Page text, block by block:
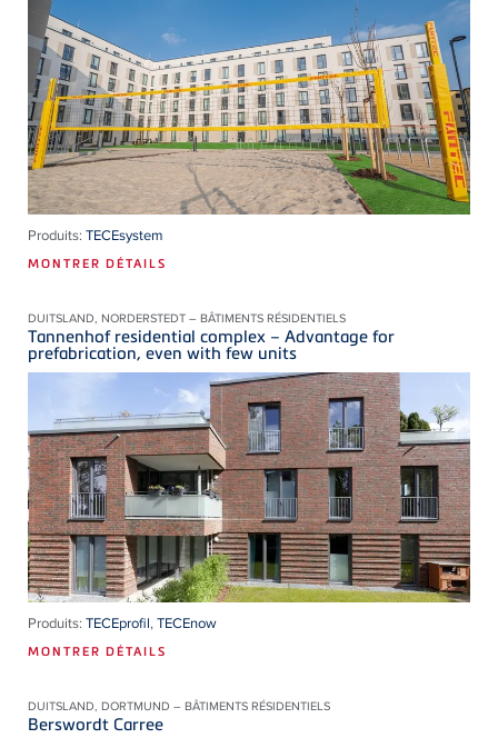
Produits: TECEsystem
MONTRER DÉTAILS
DUITSLAND, NORDERSTEDT – BÂTIMENTS RÉSIDENTIELS
Tannenhof residential complex – Advantage for
prefabrication, even with few units
Produits: TECEprofil,TECEnow
MONTRER DÉTAILS
DUITSLAND, DORTMUND – BÂTIMENTS RÉSIDENTIELS
Berswordt Carree